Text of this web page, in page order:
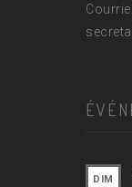
DIM